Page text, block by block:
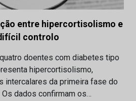
entre hipercortisolismo e
controlo
doentes com diabetes tipo
hipercortisolismo,
intercalares da primeira fase do
Os dados confirmam os…